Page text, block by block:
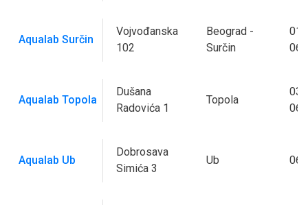
Aqualab Surčin
Vojvođanska
102
Beograd -
Surčin
Aqualab Topola
Dušana
Radovića 1
Topola
Aqualab Ub
Dobrosava
Simića 3
Ub